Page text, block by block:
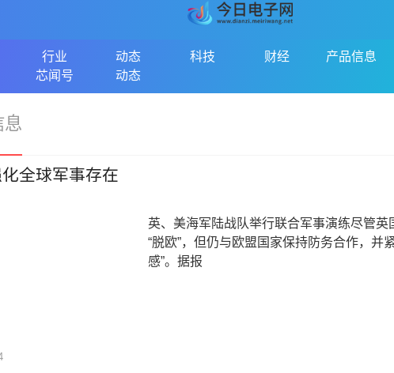
行业 动态 科技 财经 产品信息
芯闻号 动态
息
全球军事存在
英、美海军陆战队举行联合军事演练尽管英
“脱欧”，但仍与欧盟国家保持防务合作，并
感”。据报